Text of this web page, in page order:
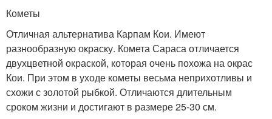
Кометы
Отличная альтернатива Карпам Кои. Имеют
разнообразную окраску. Комета Сараса отличается
двухцветной окраской, которая очень похожа на окрас
Кои. При этом в уходе кометы весьма неприхотливы и
схожи с золотой рыбкой. Отличаются длительным
сроком жизни и достигают в размере 25-30 см.